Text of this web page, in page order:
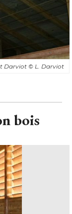
Darviot © L. Darviot
bois